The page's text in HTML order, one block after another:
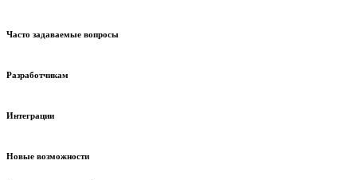
Часто задаваемые вопросы
Разработчикам
Интеграции
Новые возможности